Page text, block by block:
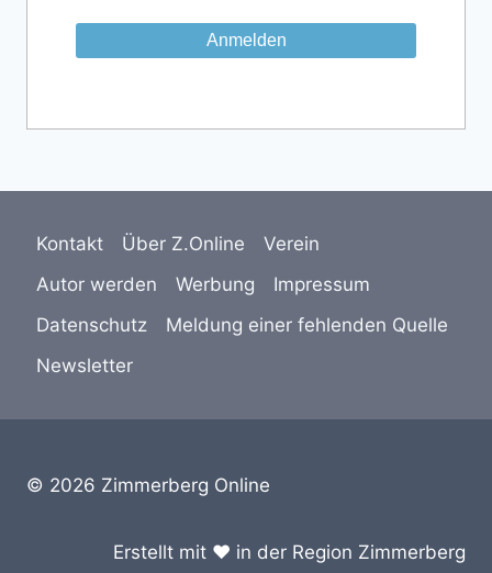
Kontakt Über Z.Online
Verein
Autor werden
Werbung
Impressum
Datenschutz
Meldung einer fehlenden Quelle
Newsletter
© 2026 Zimmerberg Online
Erstellt mit ❤️ in der Region Zimmerberg